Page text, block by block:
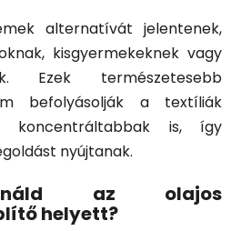
alternatívát jelentenek,
kisgyermekeknek vagy
Ezek természetesebb
befolyásolják a textíliák
koncentráltabbak is, így
nyújtanak.
az olajos
helyett?